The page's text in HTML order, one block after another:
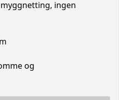
ingen
og